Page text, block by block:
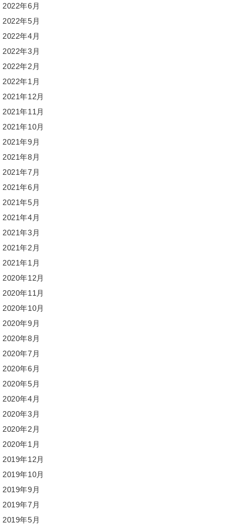
2022年6月
2022年5月
2022年4月
2022年3月
2022年2月
2022年1月
2021年12月
2021年11月
2021年10月
2021年9月
2021年8月
2021年7月
2021年6月
2021年5月
2021年4月
2021年3月
2021年2月
2021年1月
2020年12月
2020年11月
2020年10月
2020年9月
2020年8月
2020年7月
2020年6月
2020年5月
2020年4月
2020年3月
2020年2月
2020年1月
2019年12月
2019年10月
2019年9月
2019年7月
2019年5月